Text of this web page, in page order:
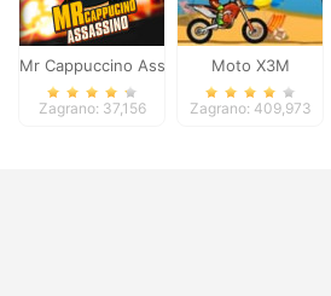
Mr Cappuccino Assassino
Zagrano: 37,156
Moto X3M
Zagrano: 409,973